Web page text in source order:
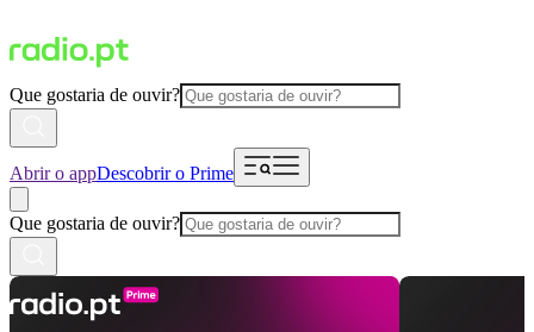
Que gostaria de ouvir?
Abrir o appDescobrir o Prime
Que gostaria de ouvir?